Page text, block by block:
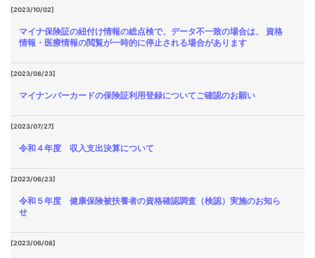
[2023/10/02]
マイナ保険証の紐付け情報の総点検で、データ不一致の場合は、 資格
情報・医療情報の閲覧が一時的に停止される場合があります
[2023/08/23]
マイナンバーカードの保険証利用登録についてご確認のお願い
[2023/07/27]
令和４年度 収入支出決算について
[2023/06/23]
令和５年度 健康保険被扶養者の資格確認調査（検認）実施のお知ら
せ
[2023/06/08]